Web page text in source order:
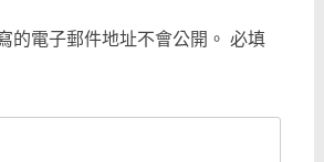
的電子郵件地址不會公開。 必填